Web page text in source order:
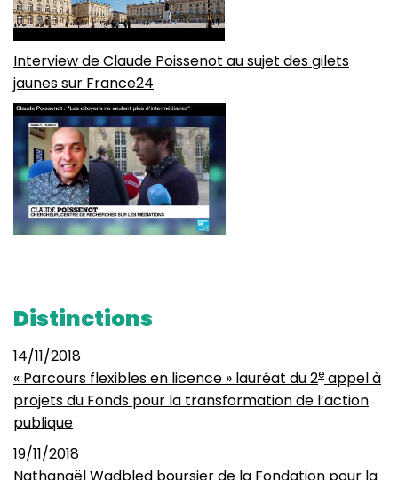
Interview de Claude Poissenot au sujet des gilets
jaunes sur France24
Distinctions
14/11/2018
« Parcours flexibles en licence » lauréat du 2e appel à
projets du Fonds pour la transformation de l’action
publique
19/11/2018